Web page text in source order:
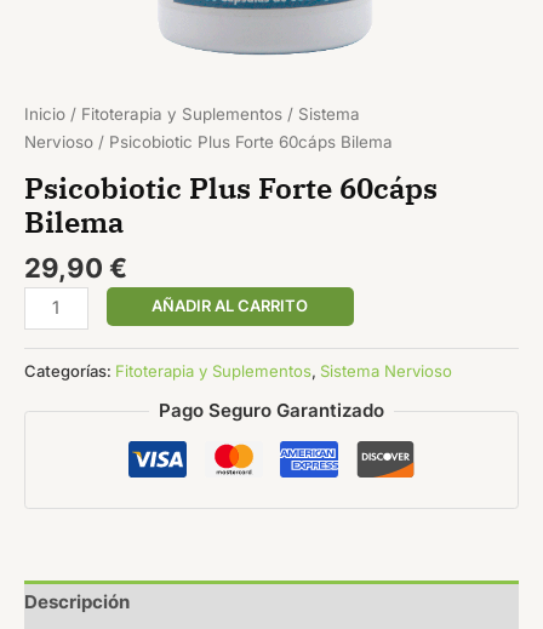
Inicio / Fitoterapia y Suplementos / Sistema
Nervioso / Psicobiotic Plus Forte 60cáps Bilema
Psicobiotic Plus Forte 60cáps
Bilema
29,90 €
AÑADIR AL CARRITO
Categorías: Fitoterapia y Suplementos, Sistema Nervioso
Pago Seguro Garantizado
Descripción